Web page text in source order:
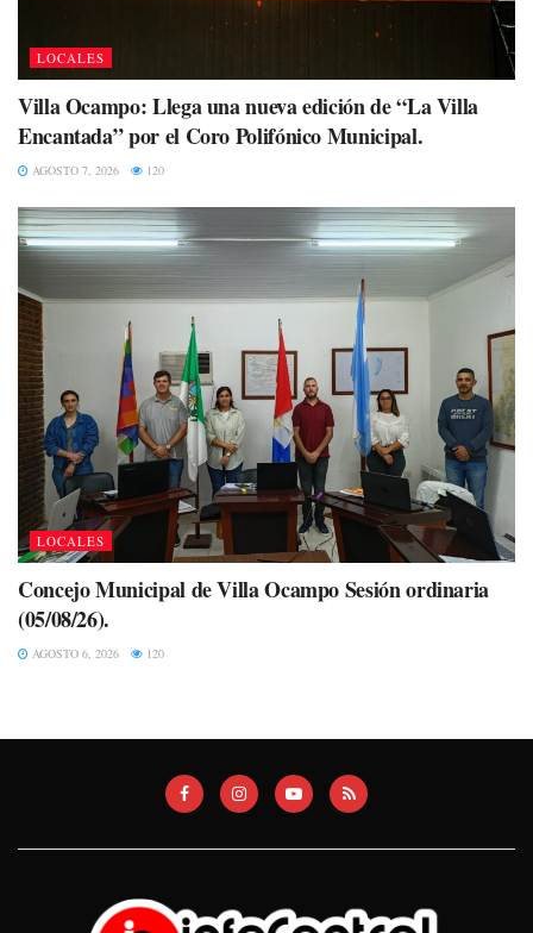
LOCALES
Villa Ocampo: Llega una nueva edición de “La Villa
Encantada” por el Coro Polifónico Municipal.
AGOSTO 7, 2026 120
LOCALES
Concejo Municipal de Villa Ocampo Sesión ordinaria
(05/08/26).
AGOSTO 6, 2026 120